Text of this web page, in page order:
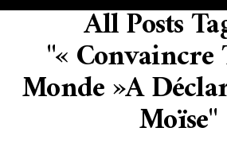
All Posts
"« Convaincre
Monde »a
Moïse"